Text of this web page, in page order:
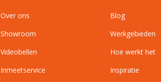
Over ons
Showroom
Videobellen
Inmeetservice
Blog
Werkgebieden
Hoe werkt het
Inspiratie